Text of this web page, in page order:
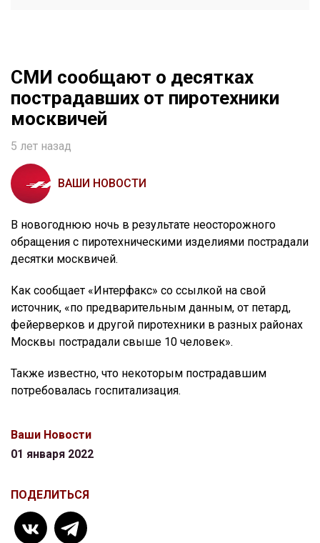
СМИ сообщают о десятках
пострадавших от пиротехники
москвичей
5 лет назад
ВАШИ НОВОСТИ
В новогоднюю ночь в результате неосторожного
обращения с пиротехническими изделиями пострадали
десятки москвичей.
Как сообщает «Интерфакс» со ссылкой на свой
источник, «по предварительным данным, от петард,
фейерверков и другой пиротехники в разных районах
Москвы пострадали свыше 10 человек».
Также известно, что некоторым пострадавшим
потребовалась госпитализация.
Ваши Новости
01 января 2022
ПОДЕЛИТЬСЯ